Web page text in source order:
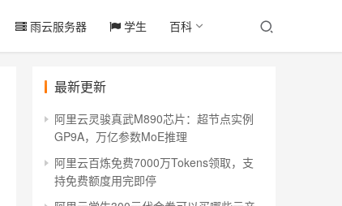
雨云服务器 学生 百科
最新更新
阿里云灵骏真武M890芯片：超节点实例
GP9A，万亿参数MoE推理
阿里云百炼免费7000万Tokens领取，支
持免费额度用完即停